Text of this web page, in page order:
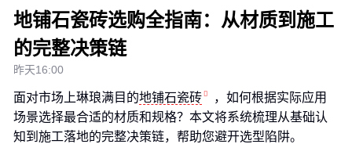
地铺石瓷砖选购全指南：从材质到施工
的完整决策链
昨天16:00
面对市场上琳琅满目的地铺石瓷砖
，如何根据实际应用
场景选择最合适的材质和规格？本文将系统梳理从基础认
知到施工落地的完整决策链，帮助您避开选型陷阱。